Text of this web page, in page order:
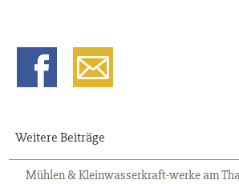
Weitere Beiträge
Mühlen & Kleinwasserkraft-werke am